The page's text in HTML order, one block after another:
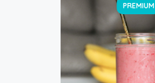
PREMIUM